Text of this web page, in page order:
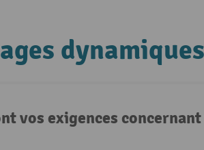
dynamiques
vos exigences